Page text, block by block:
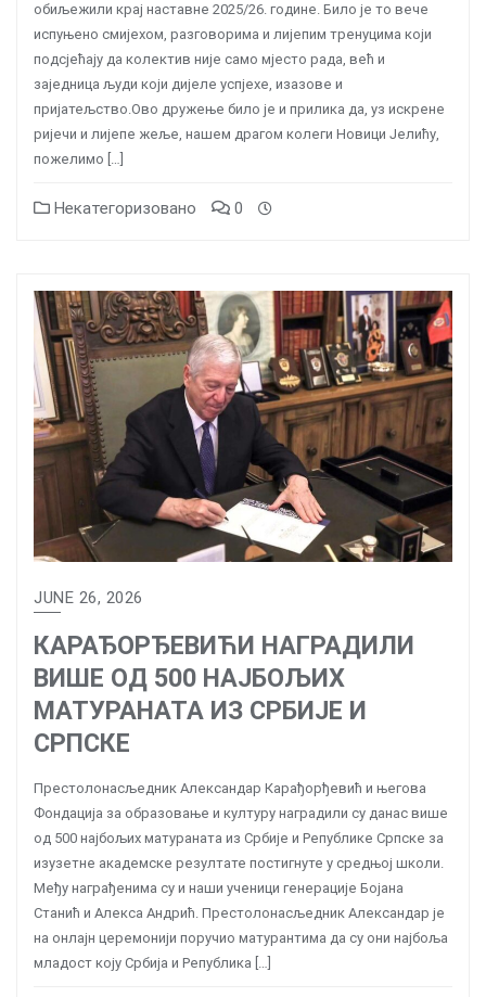
обиљежили крај наставне 2025/26. године. Било је то вече
испуњено смијехом, разговорима и лијепим тренуцима који
подсјећају да колектив није само мјесто рада, већ и
заједница људи који дијеле успјехе, изазове и
пријатељство.Ово дружење било је и прилика да, уз искрене
ријечи и лијепе жеље, нашем драгом колеги Новици Јелићу,
пожелимо […]
Некатегоризовано 0
JUNE 26, 2026
КАРАЂОРЂЕВИЋИ НАГРАДИЛИ
ВИШЕ ОД 500 НАЈБОЉИХ
МАТУРАНАТА ИЗ СРБИЈЕ И
СРПСКЕ
Престолонасљедник Александар Карађорђевић и његова
Фондација за образовање и културу наградили су данас више
од 500 најбољих матураната из Србије и Републике Српске за
изузетне академске резултате постигнуте у средњој школи.
Међу награђенима су и наши ученици генерације Бојана
Станић и Алекса Андрић. Престолонасљедник Александар је
на онлајн церемонији поручио матурантима да су они најбоља
младост коју Србија и Република […]